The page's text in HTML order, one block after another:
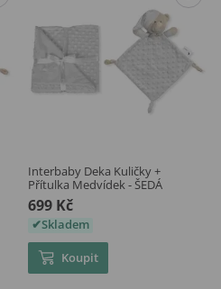
Interbaby Deka Kuličky +
Přítulka Medvídek - ŠEDÁ
699 Kč
Skladem
Koupit